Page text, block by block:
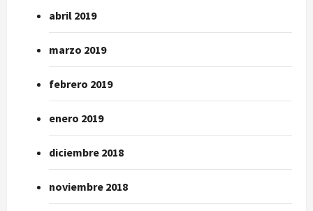
abril 2019
marzo 2019
febrero 2019
enero 2019
diciembre 2018
noviembre 2018